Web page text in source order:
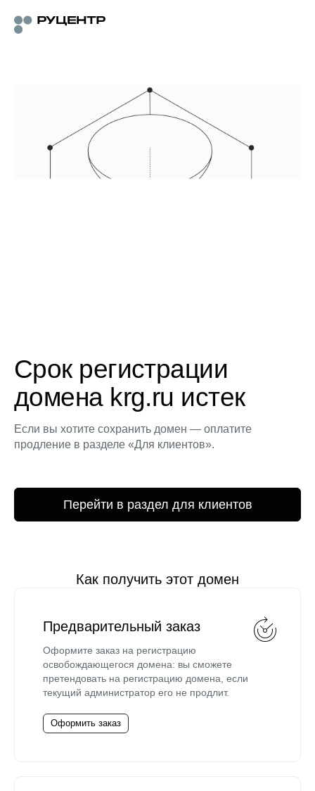
Срок регистрации
домена krg.ru истек
Если вы хотите сохранить домен — оплатите
продление в разделе «Для клиентов».
Перейти в раздел для клиентов
Как получить этот домен
Предварительный заказ
Оформите заказ на регистрацию
освобождающегося домена: вы сможете
претендовать на регистрацию домена, если
текущий администратор его не продлит.
Оформить заказ